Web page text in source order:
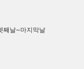
째날~마지막날